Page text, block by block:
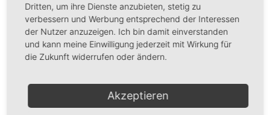
Jahresmitgliederversammlung der GMVH
geplanteLiederabendmit Idunnu Münch
und Nils Basters wird auf einen späteren
Jahresmitgliederversammlung der
Dritten, um ihre Dienste anzubieten, stetig zu
verbessern und Werbung entsprechend der Interessen
der Nutzer anzuzeigen. Ich bin damit einverstanden
und kann meine Einwilligung jederzeit mit Wirkung für
die Zukunft widerrufen oder ändern.
Akzeptieren